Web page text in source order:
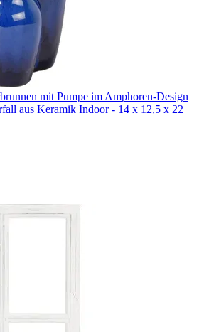
mit Pumpe im Amphoren-Design
aus Keramik Indoor - 14 x 12,5 x 22